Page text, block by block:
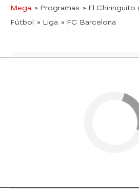
Mega » Programas » El
Fútbol » Liga » FC Barcelona